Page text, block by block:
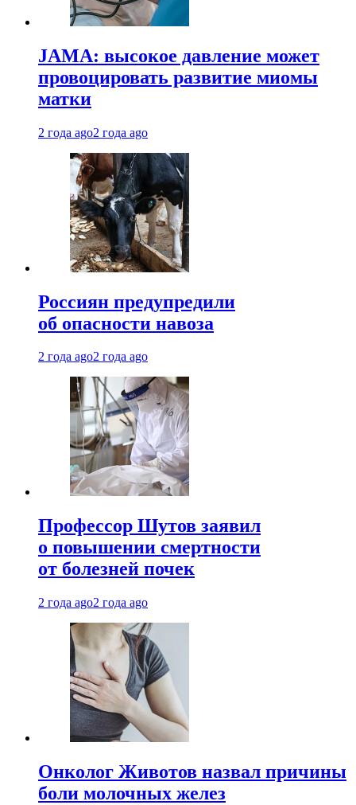
JAMA: высокое давление может
провоцировать развитие миомы
матки
2 года ago2 года ago
Россиян предупредили
об опасности навоза
2 года ago2 года ago
Профессор Шутов заявил
о повышении смертности
от болезней почек
2 года ago2 года ago
Онколог Животов назвал причины
боли молочных желез